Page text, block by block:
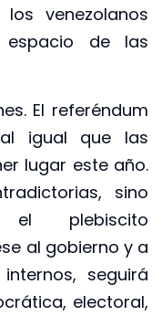
venezolanos
de las
El referéndum
igual que las
lugar este año.
sino
el plebiscito
al gobierno y a
seguirá
electoral,